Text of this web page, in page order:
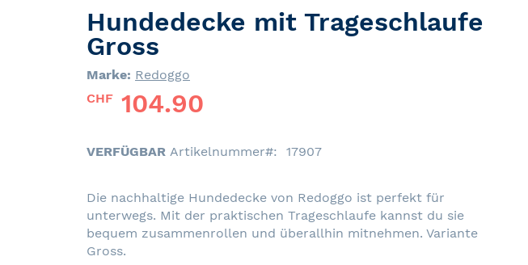
Hundedecke mit Trageschlaufe
Gross
Marke: Redoggo
CHF 104.90
VERFÜGBAR Artikelnummer 17907
Die nachhaltige Hundedecke von Redoggo ist perfekt für
unterwegs. Mit der praktischen Trageschlaufe kannst du sie
bequem zusammenrollen und überallhin mitnehmen. Variante
Gross.